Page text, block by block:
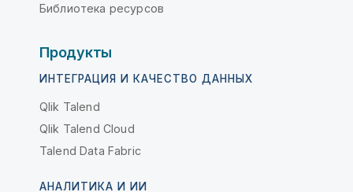
Библиотека ресурсов
Продукты
ИНТЕГРАЦИЯ И КАЧЕСТВО ДАННЫХ
Qlik Talend
Qlik Talend Cloud
Talend Data Fabric
АНАЛИТИКА И ИИ